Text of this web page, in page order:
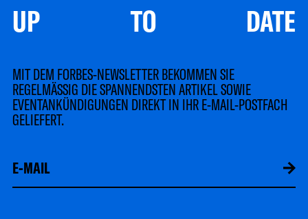
UP TO DATE
MIT DEM FORBES-NEWSLETTER BEKOMMEN SIE
REGELMÄSSIG DIE SPANNENDSTEN ARTIKEL SOWIE
EVENTANKÜNDIGUNGEN DIREKT IN IHR E-MAIL-POSTFACH
GELIEFERT.